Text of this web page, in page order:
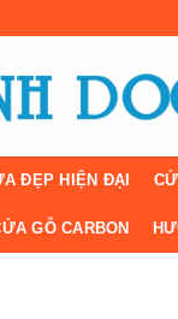
ĐẸP HIỆN ĐẠI
GỖ CARBON